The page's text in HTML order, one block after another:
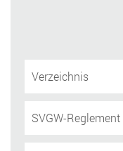
Verzeichnis
SVGW-